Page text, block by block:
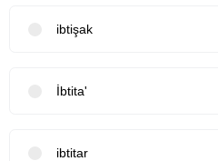
ibtişak
İbtita'
ibtitar